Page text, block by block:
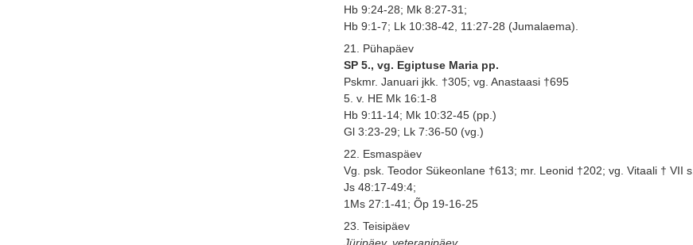
Hb 9:24-28; Mk 8:27-31;
Hb 9:1-7; Lk 10:38-42, 11:27-28 (Jumalaema).
21. Pühapäev
SP 5., vg. Egiptuse Maria pp.
Pskmr. Januari jkk. †305; vg. Anastaasi †695
5. v. HE Mk 16:1-8
Hb 9:11-14; Mk 10:32-45 (pp.)
Gl 3:23-29; Lk 7:36-50 (vg.)
22. Esmaspäev
Vg. psk. Teodor Sükeonlane †613; mr. Leonid †202; vg. Vitaali † VII s.
Js 48:17-49:4;
1Ms 27:1-41; Õp 19-16-25
23. Teisipäev